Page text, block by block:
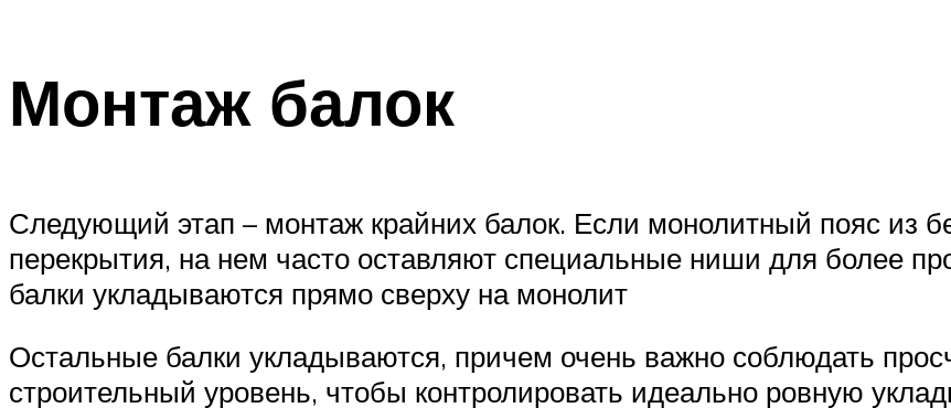
Монтаж балок
Следующий этап – монтаж крайних балок. Если монолитный пояс из
перекрытия, на нем часто оставляют специальные ниши для более
балки укладываются прямо сверху на монолит
Остальные балки укладываются, причем очень важно соблюдать
строительный уровень, чтобы контролировать идеально ровную